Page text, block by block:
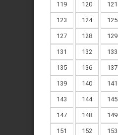
119 120 121
123 124 125
127 128 129
131 132 133
135 136 137
139 140 141
143 144 145
147 148 149
151 152 153